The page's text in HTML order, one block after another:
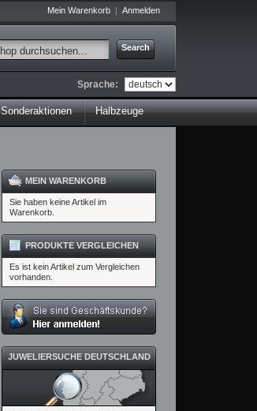
Mein Warenkorb Anmelden
Search
Sprache:
Sonderaktionen Halbzeuge
MEIN WARENKORB
Sie haben keine Artikel im
Warenkorb.
PRODUKTE VERGLEICHEN
Es ist kein Artikel zum Vergleichen
vorhanden.
JUWELIERSUCHE DEUTSCHLAND